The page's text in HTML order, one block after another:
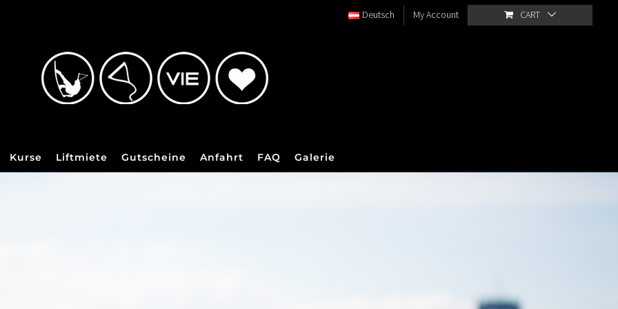
Deutsch My Account CART
Kurse Liftmiete Gutscheine Anfahrt FAQ Galerie